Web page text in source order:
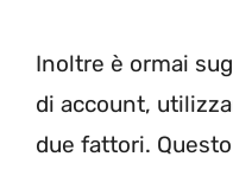
Inoltre è ormai
di account,
due fattori.